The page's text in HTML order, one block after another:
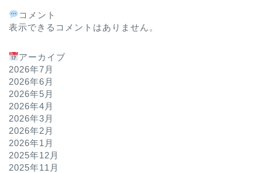
コメント
表示できるコメントはありません。
アーカイブ
2026年7月
2026年6月
2026年5月
2026年4月
2026年3月
2026年2月
2026年1月
2025年12月
2025年11月